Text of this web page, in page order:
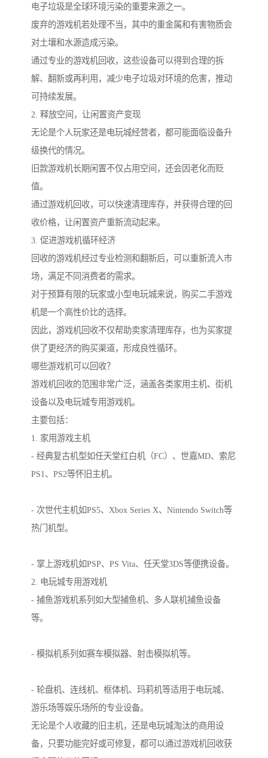
电子垃圾是全球环境污染的重要来源之一。
废弃的游戏机若处理不当，其中的重金属和有害物质会
对土壤和水源造成污染。
通过专业的游戏机回收，这些设备可以得到合理的拆
解、翻新或再利用，减少电子垃圾对环境的危害，推动
可持续发展。
2. 释放空间，让闲置资产变现
无论是个人玩家还是电玩城经营者，都可能面临设备升
级换代的情况。
旧款游戏机长期闲置不仅占用空间，还会因老化而贬
值。
通过游戏机回收，可以快速清理库存，并获得合理的回
收价格，让闲置资产重新流动起来。
3. 促进游戏机循环经济
回收的游戏机经过专业检测和翻新后，可以重新流入市
场，满足不同消费者的需求。
对于预算有限的玩家或小型电玩城来说，购买二手游戏
机是一个高性价比的选择。
因此，游戏机回收不仅帮助卖家清理库存，也为买家提
供了更经济的购买渠道，形成良性循环。
哪些游戏机可以回收？
游戏机回收的范围非常广泛，涵盖各类家用主机、街机
设备以及电玩城专用游戏机。
主要包括：
1. 家用游戏主机
- 经典复古机型如任天堂红白机（FC）、世嘉MD、索尼
PS1、PS2等怀旧主机。
- 次世代主机如PS5、Xbox Series X、Nintendo Switch等
热门机型。
- 掌上游戏机如PSP、PS Vita、任天堂3DS等便携设备。
2. 电玩城专用游戏机
- 捕鱼游戏机系列如大型捕鱼机、多人联机捕鱼设备
等。
- 模拟机系列如赛车模拟器、射击模拟机等。
- 轮盘机、连线机、框体机、玛莉机等适用于电玩城、
游乐场等娱乐场所的专业设备。
无论是个人收藏的旧主机，还是电玩城淘汰的商用设
备，只要功能完好或可修复，都可以通过游戏机回收获